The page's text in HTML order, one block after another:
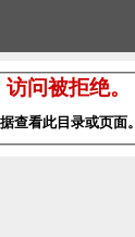
问被拒绝。
查看此目录或页面。